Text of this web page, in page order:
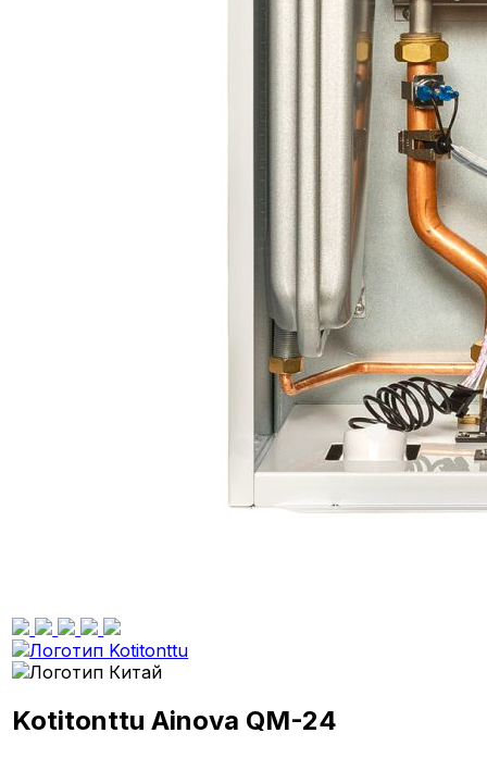
Kotitonttu Ainova QM-24